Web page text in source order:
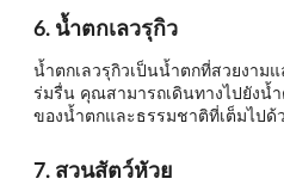
6. น้ำตกเลวรุกิว
น้ำตกเลวรุกิวเป็นน้ำตกที่สวยงาม
ร่มรื่น คุณสามารถเดินทางไปยังน้
ของน้ำตกและธรรมชาติที่เต็มไป
7. สวนสัตว์หัวย